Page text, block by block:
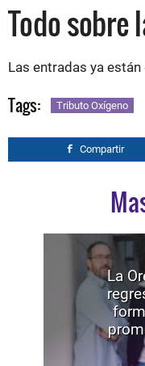
Todo sobre
Las entradas ya
Tags: Tributo Oxígeno
Compartir
La